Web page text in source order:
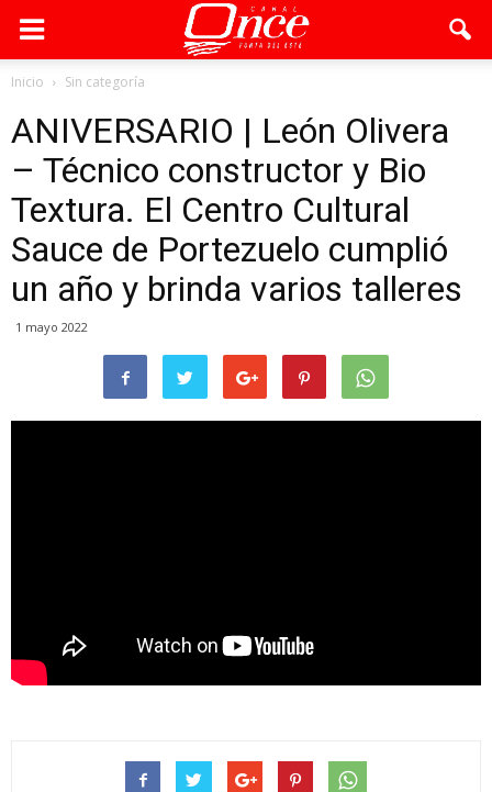
Inicio Sin categoría
ANIVERSARIO | León Olivera
– Técnico constructor y Bio
Textura. El Centro Cultural
Sauce de Portezuelo cumplió
un año y brinda varios talleres
1 mayo 2022